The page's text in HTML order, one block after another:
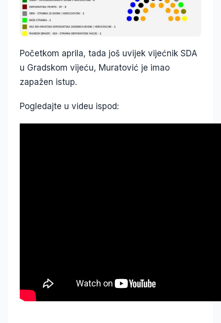
Početkom aprila, tada još uvijek vijećnik SDA
u Gradskom vijeću, Muratović je imao
zapažen istup.
Pogledajte u videu ispod: